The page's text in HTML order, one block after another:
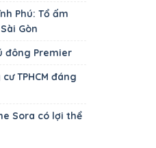
Phú: Tổ ấm
Gòn
đông Premier
TPHCM đáng
Sora có lợi thể